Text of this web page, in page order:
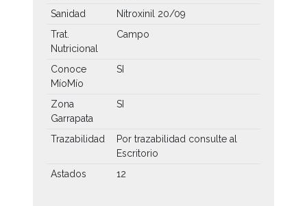
Sanidad
Nitroxinil 20/09
Trat.
Nutricional
Campo
Conoce
MíoMío
SI
Zona
Garrapata
SI
Trazabilidad
Por trazabilidad consulte al
Escritorio
Astados
12